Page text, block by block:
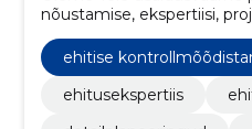
nõustamise, ekspertiisi,
märkimistööde,
ehitusejärgsete
digitaliseerimise
ehitise
ehitusekspertiis